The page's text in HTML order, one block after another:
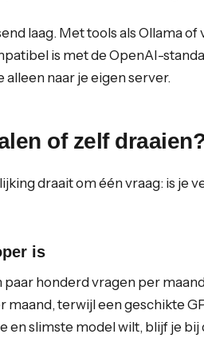
laag. Met tools als Ollama
is met de OpenAI-
naar je eigen server.
of zelf
draait om één vraag: is je
is
honderd vragen per
maand, terwijl een geschikte
en slimste model wilt, blijf je